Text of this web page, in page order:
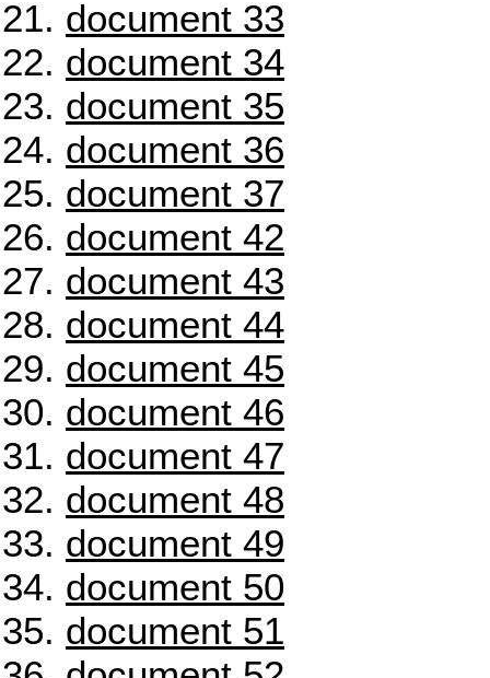
document 33
document 34
document 35
document 36
document 37
document 42
document 43
document 44
document 45
document 46
document 47
document 48
document 49
document 50
document 51